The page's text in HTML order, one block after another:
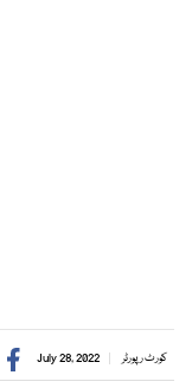
کورٹ رپورٹر July 28, 2022